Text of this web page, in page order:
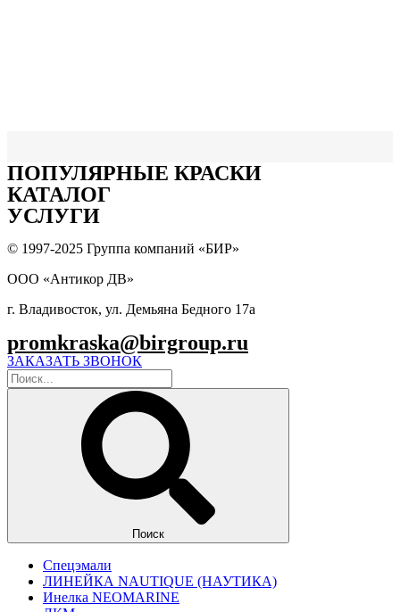
ПОПУЛЯPНЫЕ КРАСКИ
КАТАЛОГ
УСЛУГИ
© 1997-2025 Группа компаний «БИР»
ООО «Антикор ДВ»
г. Владивосток, ул. Демьяна Бедного 17а
promkraska@birgroup.ru
ЗАКАЗАТЬ ЗВОНОК
Поиск
Спецэмали
ЛИНЕЙКА NAUTIQUE (НАУТИКА)
Инелка NEOMARINE